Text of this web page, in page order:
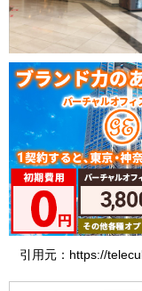
引用元：https://